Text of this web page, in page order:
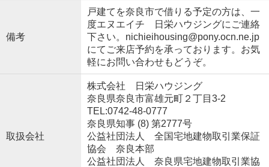
備考
戸建てを奈良市で借りる予定の方は、一
度エヌエイチ 日栄ハウジングにご連絡
下さい。nichieihousing@pony.ocn.ne.jp
にてご来店予約を承っております。お気
軽にお問い合わせもどうぞ。
取扱会社
株式会社 日栄ハウジング
奈良県奈良市富雄元町２丁目3-2
TEL:0742-48-0777
奈良県知事 (8) 第2777号
公益社団法人 全国宅地建物取引業保証
協会 奈良本部
公益社団法人 奈良県宅地建物取引業協